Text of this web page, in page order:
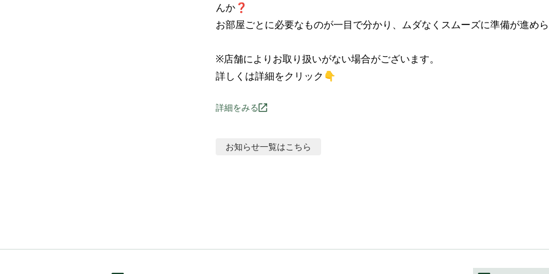
んか❓
お部屋ごとに必要なものが一目で分かり、ムダなくスムーズに準備が進め
※店舗によりお取り扱いがない場合がございます。
詳しくは詳細をクリック👇
詳細をみる
お知らせ一覧はこちら